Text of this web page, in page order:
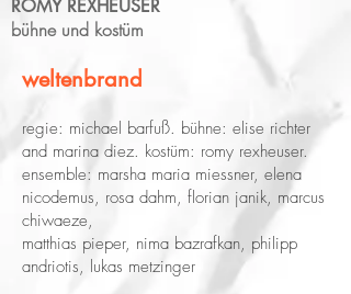
ROMY REXHEUSER
bühne und kostüm
weltenbrand
regie: michael barfuß. bühne: elise richter
and marina diez. kostüm: romy rexheuser.
ensemble: marsha maria miessner, elena
nicodemus, rosa dahm, florian janik, marcus
chiwaeze,
matthias pieper, nima bazrafkan, philipp
andriotis, lukas metzinger